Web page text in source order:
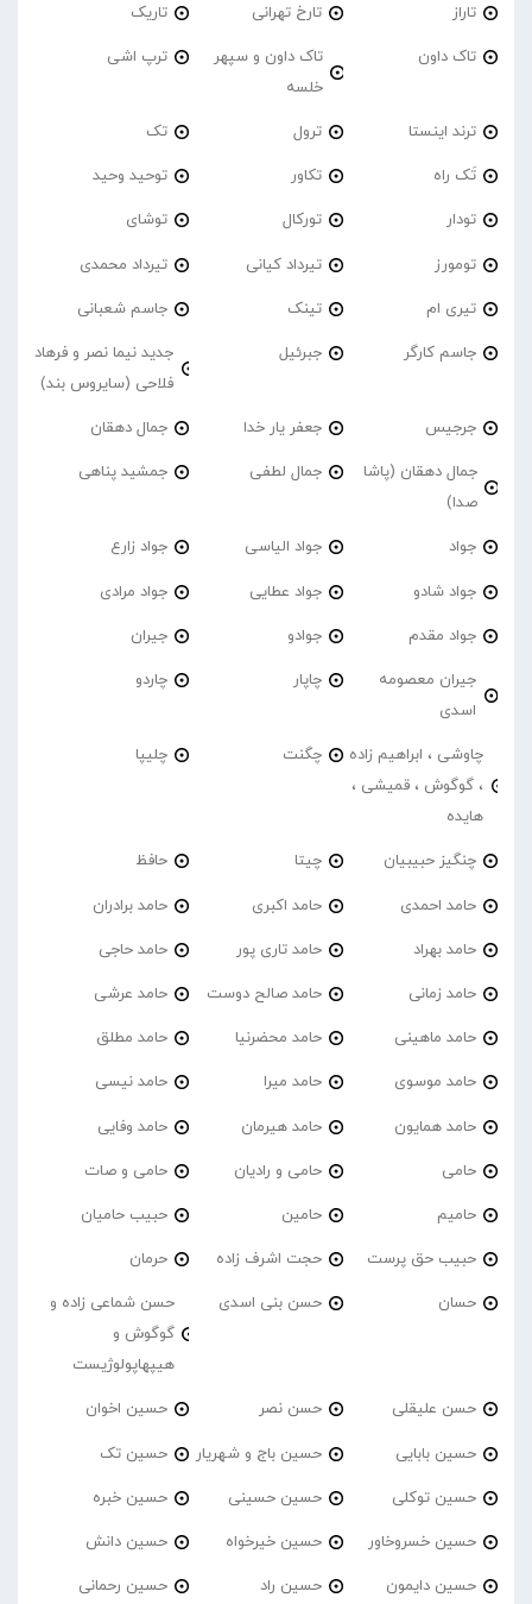
تاراز تارخ تهرانی تاریک
تاک داون
تاک داون و سپهر
خلسه
ترپ اشی
ترند اینستا ترول تک
تَک راه تکاور توحید وحید
تودار تورکال توشای
تومورز تیرداد کیانی تیرداد محمدی
تیری ام تینک جاسم شعبانی
جاسم کارگر جبرئیل
جدید نیما نصر و فرهاد
فلاحی (سایروس بند)
جرجیس جعفر یار خدا جمال دهقان
جمال دهقان (پاشا
صدا)
جمال لطفی جمشید پناهی
جواد جواد الیاسی جواد زارع
جواد شادو جواد عطایی جواد مرادی
جواد مقدم جوادو جیران
جیران معصومه
اسدی
چاپار چاردو
چاوشی ، ابراهیم زاده
، گوگوش ، قمیشی ،
هایده
چگنت چلیپا
چنگیز حبیبیان چیتا حافظ
حامد احمدی حامد اکبری حامد برادران
حامد بهراد حامد تاری پور حامد حاجی
حامد زمانی حامد صالح دوست حامد عرشی
حامد ماهینی حامد محضرنیا حامد مطلق
حامد موسوی حامد میرا حامد نیسی
حامد همایون حامد هیرمان حامد وفایی
حامی حامی و رادیان حامی و صات
حامیم حامین حبیب حامیان
حبیب حق پرست حجت اشرف زاده حرمان
حسان حسن بنی اسدی
حسن شماعی زاده و
گوگوش و
هیپهاپولوژیست
حسن علیقلی حسن نصر حسین اخوان
حسین بابایی حسین باج و شهریار حسین تک
حسین توکلی حسین حسینی حسین خبره
حسین خسروخاور حسین خیرخواه حسین دانش
حسین دایمون حسین راد حسین رحمانی